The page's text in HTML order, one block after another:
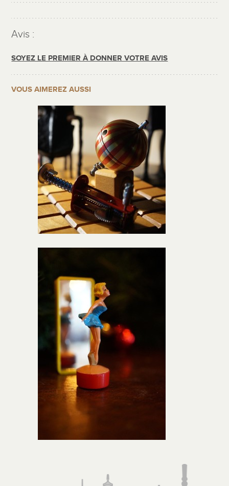
Avis :
SOYEZ LE PREMIER À DONNER VOTRE AVIS
VOUS AIMEREZ AUSSI